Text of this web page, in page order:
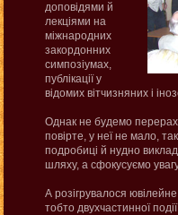
доповідями й
лекціями на
міжнародних
закордонних
симпозіумах,
публікації у
відомих вітчизняних і
Однак не будемо
повірте, у неї не мало,
подробиці й нудно
шляху, а сфокусуємо
А розігрувалося
тобто двухчастинної